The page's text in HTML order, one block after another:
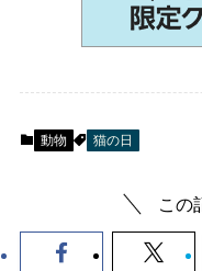
動物 猫の日
この